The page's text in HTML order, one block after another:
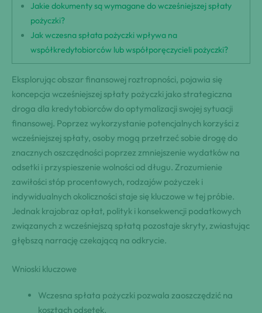
Jakie dokumenty są wymagane do wcześniejszej spłaty
pożyczki?
Jak wczesna spłata pożyczki wpływa na
współkredytobiorców lub współporęczycieli pożyczki?
Eksplorując obszar finansowej roztropności, pojawia się
koncepcja wcześniejszej spłaty pożyczki jako strategiczna
droga dla kredytobiorców do optymalizacji swojej sytuacji
finansowej. Poprzez wykorzystanie potencjalnych korzyści z
wcześniejszej spłaty, osoby mogą przetrzeć sobie drogę do
znacznych oszczędności poprzez zmniejszenie wydatków na
odsetki i przyspieszenie wolności od długu. Zrozumienie
zawiłości stóp procentowych, rodzajów pożyczek i
indywidualnych okoliczności staje się kluczowe w tej próbie.
Jednak krajobraz opłat, polityk i konsekwencji podatkowych
związanych z wcześniejszą spłatą pozostaje skryty, zwiastując
głębszą narrację czekającą na odkrycie.
Wnioski kluczowe
Wczesna spłata pożyczki pozwala zaoszczędzić na
kosztach odsetek.